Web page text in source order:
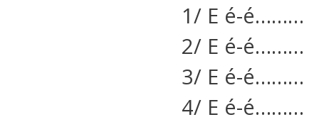
1/ E é-é………
2/ E é-é………
3/ E é-é………
4/ E é-é………